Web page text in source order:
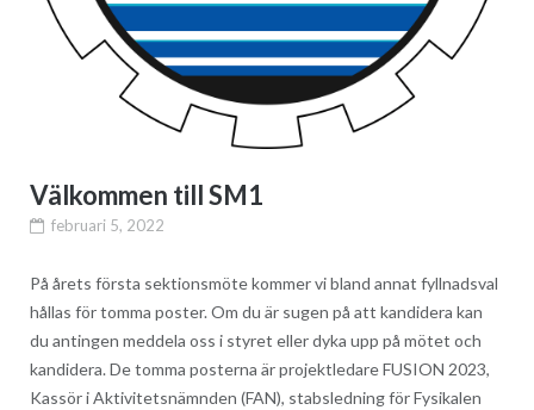
Välkommen till SM1
februari 5, 2022
På årets första sektionsmöte kommer vi bland annat fyllnadsval
hållas för tomma poster. Om du är sugen på att kandidera kan
du antingen meddela oss i styret eller dyka upp på mötet och
kandidera. De tomma posterna är projektledare FUSION 2023,
Kassör i Aktivitetsnämnden (FAN), stabsledning för Fysikalen